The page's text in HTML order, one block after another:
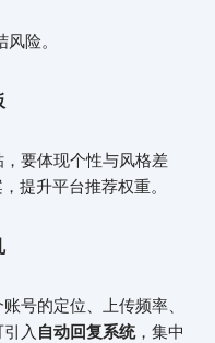
险。
要体现个性与风格差
提升平台推荐权重。
账号的定位、上传频率、
入 自动回复系统，集中